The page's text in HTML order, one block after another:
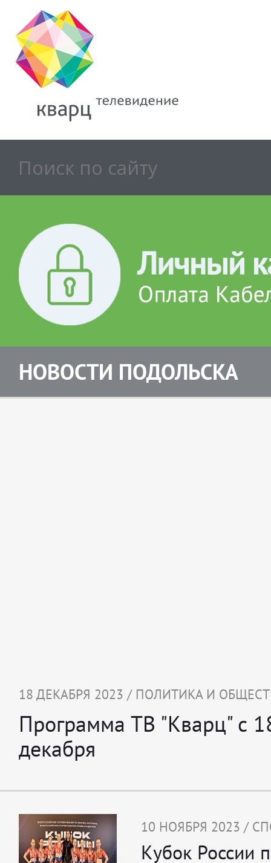
НОВОСТИ ПОДОЛЬСКА
18 ДЕКАБРЯ 2023 / ПОЛИТИКА И
Программа ТВ "Кварц" с
декабря
10 НОЯБРЯ 2023 /
Кубок России